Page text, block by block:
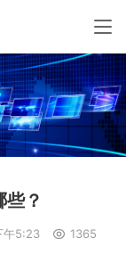
？
午5:23 1365